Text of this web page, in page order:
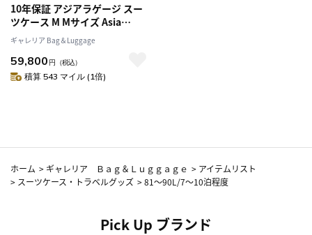
10年保証 アジアラゲージ スー
ツケース M Mサイズ Asia
Luggage キャリーケース 軽量
軽い 拡張 拡張機能 かわいい
TSA TSAロック 静音 極静音 キ
ャスター ストッパー おしゃれ
ギャレリア Bag＆Luggage
59,800 円 （税込）
積算 543 マイル (1倍)
ホーム > ギャレリア Ｂａｇ＆Ｌｕｇｇａｇｅ > アイテムリスト
> スーツケース・トラベルグッズ >81～90L/7～10泊程度
Pick Up ブランド